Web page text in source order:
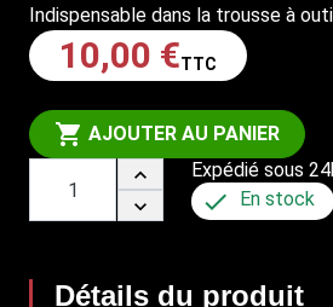
Indispensable dans la trousse à
10,00 €TTC
 AJOUTER AU PANIER


Expédié sous
 En stock
Détails du produit